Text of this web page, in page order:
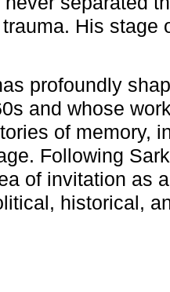
His stage
profoundly
and whose
of memory,
Following
of invitation as
historical,